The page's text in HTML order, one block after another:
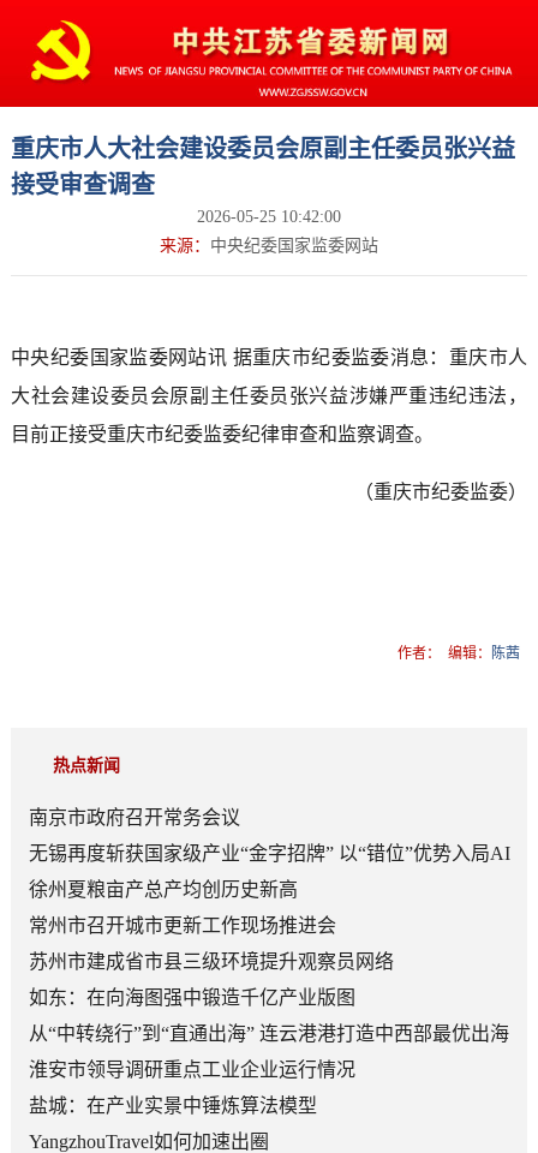
重庆市人大社会建设委员会原副主任委员张兴益
接受审查调查
2026-05-25 10:42:00
来源： 中央纪委国家监委网站
中央纪委国家监委网站讯 据重庆市纪委监委消息：重庆市人
大社会建设委员会原副主任委员张兴益涉嫌严重违纪违法，
目前正接受重庆市纪委监委纪律审查和监察调查。
（重庆市纪委监委）
作者： 编辑： 陈茜
热点新闻
南京市政府召开常务会议
无锡再度斩获国家级产业“金字招牌” 以“错位”优势入局AI
顶层赛道
徐州夏粮亩产总产均创历史新高
常州市召开城市更新工作现场推进会
苏州市建成省市县三级环境提升观察员网络
如东：在向海图强中锻造千亿产业版图
从“中转绕行”到“直通出海” 连云港港打造中西部最优出海
口
淮安市领导调研重点工业企业运行情况
盐城：在产业实景中锤炼算法模型
YangzhouTravel如何加速出圈